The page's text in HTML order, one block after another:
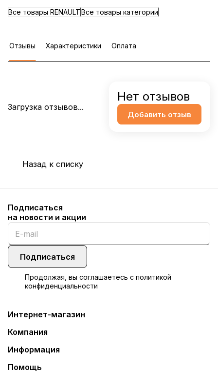
Все товары RENAULTВсе товары категории
Отзывы Характеристики Оплата
Загрузка отзывов...
Нет отзывов
Добавить отзыв
Назад к списку
Подписаться
на новости и акции
Подписаться
Продолжая, вы соглашаетесь с политикой
конфиденциальности
Интернет-магазин
Компания
Информация
Помощь